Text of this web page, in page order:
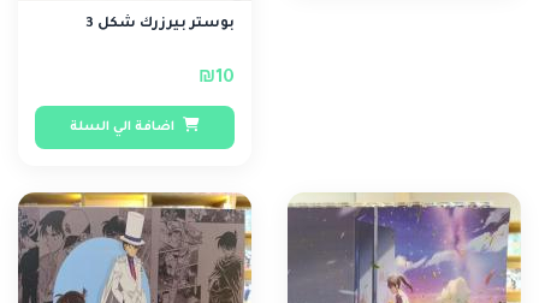
بوستر بيرزرك شكل 3
₪10
اضافة الي السلة